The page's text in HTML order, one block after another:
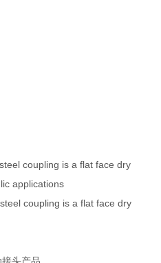
coupling is a flat face dry
applications
coupling is a flat face dry
头产品